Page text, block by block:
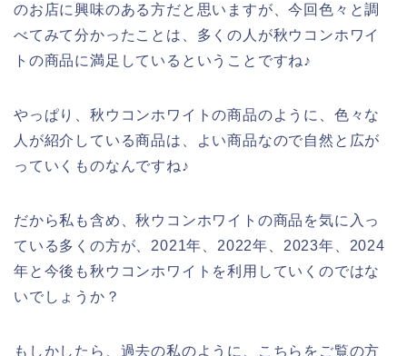
のお店に興味のある方だと思いますが、今回色々と調
べてみて分かったことは、多くの人が秋ウコンホワイ
トの商品に満足しているということですね♪
やっぱり、秋ウコンホワイトの商品のように、色々な
人が紹介している商品は、よい商品なので自然と広が
っていくものなんですね♪
だから私も含め、秋ウコンホワイトの商品を気に入っ
ている多くの方が、2021年、2022年、2023年、2024
年と今後も秋ウコンホワイトを利用していくのではな
いでしょうか？
もしかしたら、過去の私のように、こちらをご覧の方